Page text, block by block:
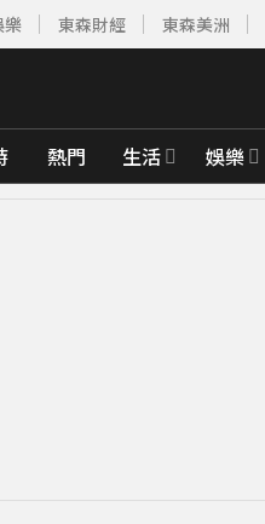
樂 東森財經 東森美洲
熱門 生活 娛樂